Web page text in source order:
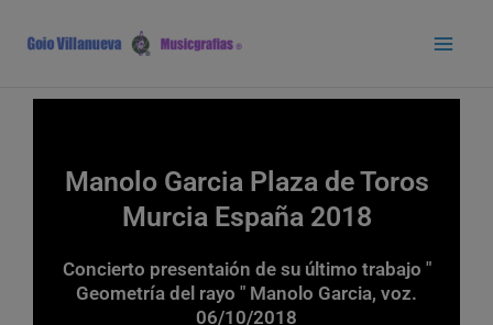
contenido
Manolo Garcia Plaza de Toros
Murcia España 2018
Concierto presentaión de su último trabajo "
Geometría del rayo " Manolo Garcia, voz.
06/10/2018